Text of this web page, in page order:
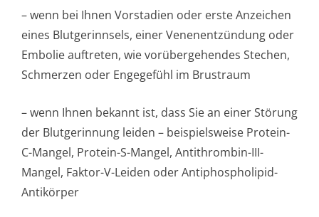
– wenn bei Ihnen Vorstadien oder erste Anzeichen
eines Blutgerinnsels, einer Venenentzündung oder
Embolie auftreten, wie vorübergehendes Stechen,
Schmerzen oder Engegefühl im Brustraum
– wenn Ihnen bekannt ist, dass Sie an einer Störung
der Blutgerinnung leiden – beispielsweise Protein-
C-Mangel, Protein-S-Mangel, Antithrombin-III-
Mangel, Faktor-V-Leiden oder Antiphospholipid-
Antikörper